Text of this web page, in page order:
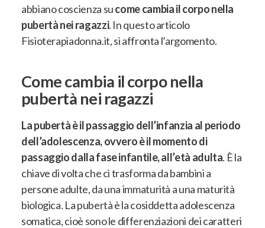
abbiano coscienza sucome cambia il corpo nella
pubertà nei ragazzi. In questo articolo
Fisioterapiadonna.it, si affronta l’argomento.
Come cambia il corpo nella
pubertà nei ragazzi
La pubertà è il passaggio dell’infanzia al periodo
dell’adolescenza, ovvero è il momento di
passaggio dalla fase infantile, all’età adulta. È la
chiave di volta checi trasforma da bambini a
persone adulte, da una immaturità a una maturità
biologica. La pubertà è la cosiddetta adolescenza
somatica, cioè sono le differenziazioni dei caratteri